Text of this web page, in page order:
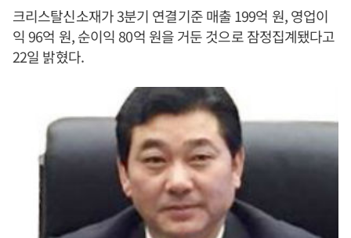
크리스탈신소재가 3분기 연결기준 매출 199억 원, 영업이
익 96억 원, 순이익 80억 원을 거둔 것으로 잠정집계됐다고
22일 밝혔다.